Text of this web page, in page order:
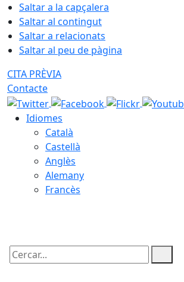
Saltar a la capçalera
Saltar al contingut
Saltar a relacionats
Saltar al peu de pàgina
CITA PRÈVIA
Contacte
Idiomes
Català
Castellà
Anglès
Alemany
Francès
Cercar: